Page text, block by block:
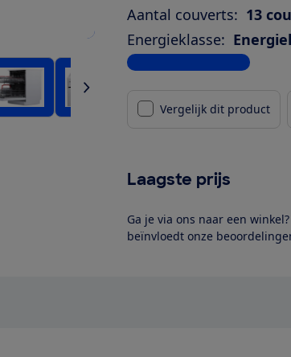
Aantal couverts: 13
Energieklasse:
Bekijk alle specificaties
Vergelijk dit product
Laagste prijs
Ga je via ons naar een
beïnvloedt onze